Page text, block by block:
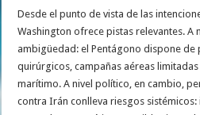
Desde el punto de vista de las
Washington ofrece pistas relevantes. A
ambigüedad: el Pentágono dispone de
quirúrgicos, campañas aéreas
marítimo. A nivel político, en cambio,
contra Irán conlleva riesgos